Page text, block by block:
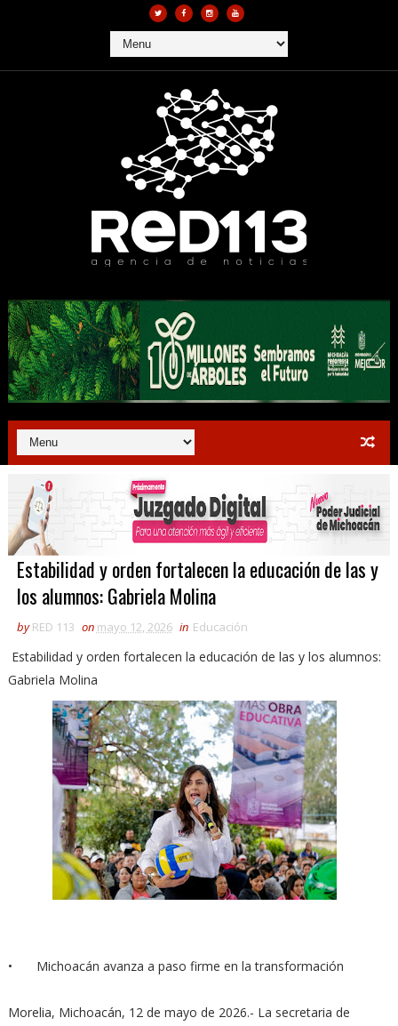
Estabilidad y orden fortalecen la educación de las y
los alumnos: Gabriela Molina
by RED 113 on mayo 12, 2026 in Educación
Estabilidad y orden fortalecen la educación de las y los alumnos:
Gabriela Molina
• Michoacán avanza a paso firme en la transformación
Morelia, Michoacán, 12 de mayo de 2026.- La secretaria de